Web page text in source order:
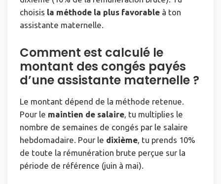
choisis la méthode la plus favorable à ton
assistante maternelle.
Comment est calculé le
montant des congés payés
d’une assistante maternelle ?
Le montant dépend de la méthode retenue.
Pour le maintien de salaire, tu multiplies le
nombre de semaines de congés par le salaire
hebdomadaire. Pour le dixième, tu prends 10%
de toute la rémunération brute perçue sur la
période de référence (juin à mai).